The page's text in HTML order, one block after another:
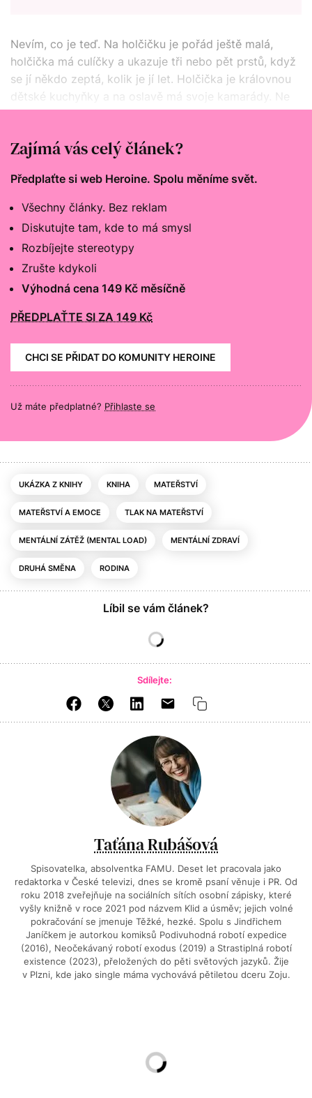
Nevím, co je teď. Na holčičku je pořád ještě malá,
holčička má culíčky a ukazuje tři nebo pět prstů, když
se jí někdo zeptá, kolik je jí let. Holčička je královnou
dětské kuchyňky a na oslavě má svoje kamarády. Ne
kamarády rodičů. Zoja je něco, čemu v americe říkají
Zajímá vás celý článek?
Předplaťte si web Heroine. Spolu měníme svět.
Všechny články. Bez reklam
Diskutujte tam, kde to má smysl
Rozbíjejte stereotypy
Zrušte kdykoli
Výhodná cena 149 Kč měsíčně
PŘEDPLAŤTE SI ZA 149 Kč
CHCI SE PŘIDAT DO KOMUNITY HEROINE
Už máte předplatné? Přihlaste se
UKÁZKA Z KNIHY KNIHA MATEŘSTVÍ
MATEŘSTVÍ A EMOCE TLAK NA MATEŘSTVÍ
MENTÁLNÍ ZÁTĚŽ (MENTAL LOAD) MENTÁLNÍ ZDRAVÍ
DRUHÁ SMĚNA RODINA
Líbil se vám článek?
Sdílejte:
Taťána Rubášová
Spisovatelka, absolventka FAMU. Deset let pracovala jako
redaktorka v České televizi, dnes se kromě psaní věnuje i PR. Od
roku 2018 zveřejňuje na sociálních sítích osobní zápisky, které
vyšly knižně v roce 2021 pod názvem Klid a úsměv; jejich volné
pokračování se jmenuje Těžké, hezké. Spolu s Jindřichem
Janíčkem je autorkou komiksů Podivuhodná robotí expedice
(2016), Neočekávaný robotí exodus (2019) a Strastiplná robotí
existence (2023), přeložených do pěti světových jazyků. Žije
v Plzni, kde jako single máma vychovává pětiletou dceru Zoju.